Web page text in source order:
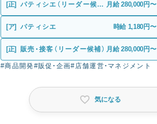
[正]
パティシエ（リーダー候
補）
月給 280,000円〜
[ア] パティシエ 時給 1,180円〜
[正] 販売・接客（リーダー候補） 月給 280,000円〜
#商品開発#販促・企画#店舗運営・マネジメント
気になる